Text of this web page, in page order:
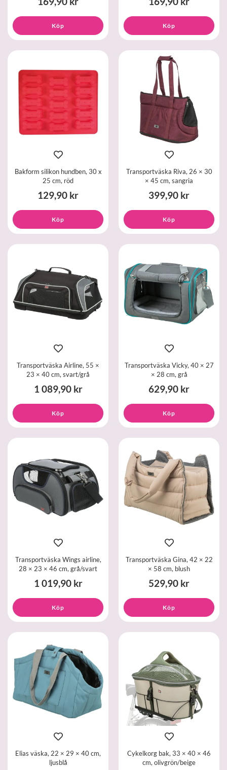
Köp Köp
Bakform silikon hundben, 30 x
25 cm, röd
129,90 kr
Köp
Transportväska Riva, 26 × 30
× 45 cm, sangria
399,90 kr
Köp
Transportväska Airline, 55 ×
23 × 40 cm, svart/grå
1 089,90 kr
Köp
Transportväska Vicky, 40 × 27
× 28 cm, grå
629,90 kr
Köp
Transportväska Wings airline,
28 × 23 × 46 cm, grå/svart
1 019,90 kr
Köp
Transportväska Gina, 42 × 22
× 58 cm, blush
529,90 kr
Köp
Elias väska, 22 × 29 × 40 cm,
ljusblå
Cykelkorg bak, 33 × 40 × 46
cm, olivgrön/beige